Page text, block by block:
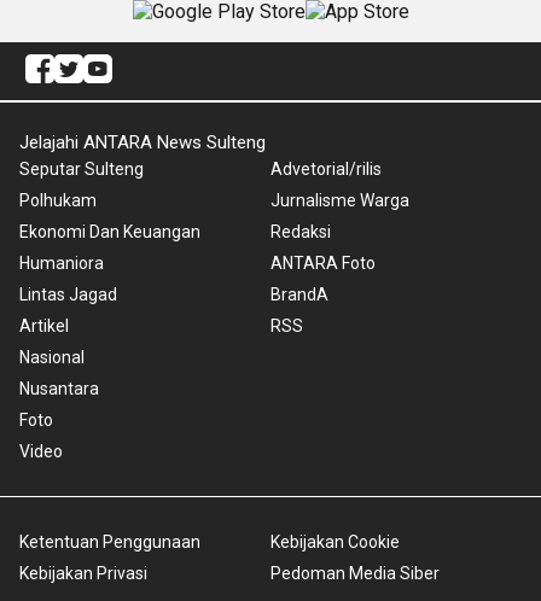
Jelajahi ANTARA News Sulteng
Seputar Sulteng
Polhukam
Ekonomi Dan Keuangan
Humaniora
Lintas Jagad
Artikel
Nasional
Nusantara
Foto
Video
Advetorial/rilis
Jurnalisme Warga
Redaksi
ANTARA Foto
BrandA
RSS
Ketentuan Penggunaan
Kebijakan Privasi
Kebijakan Cookie
Pedoman Media Siber